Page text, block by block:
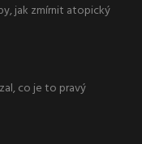
jak zmírnit atopický
co je to pravý